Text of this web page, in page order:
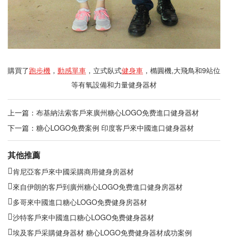
購買了跑步機 ， 動感單車 ，立式臥式健身車 ，橢圓機,大飛鳥和9站位
等有氧設備和力量健身器材
上一篇： 布基納法索客戶來廣州糖心LOGO免费進口健身器材
下一篇： 糖心LOGO免费案例 印度客戶來中國進口健身器材
其他推薦
肯尼亞客戶來中國采購商用健身房器材
來自伊朗的客戶到廣州糖心LOGO免费進口健身房器材
多哥來中國進口糖心LOGO免费健身房器材
沙特客戶來中國進口糖心LOGO免费健身器材
埃及客戶采購健身器材 糖心LOGO免费健身器材成功案例